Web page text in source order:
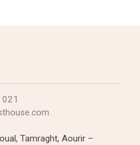
Tamraght, Aourir –